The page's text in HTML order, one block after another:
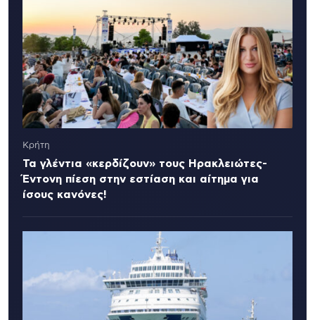
Κρήτη
Τα γλέντια «κερδίζουν» τους Ηρακλειώτες-
Έντονη πίεση στην εστίαση και αίτημα για
ίσους κανόνες!